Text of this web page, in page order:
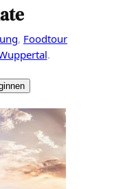
, Foodtour
.